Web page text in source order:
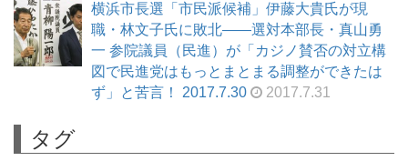
横浜市長選「市民派候補」伊藤大貴氏が現
職・林文子氏に敗北――選対本部長・真山勇
一 参院議員（民進）が「カジノ賛否の対立構
図で民進党はもっとまとまる調整ができたは
ず」と苦言！ 2017.7.30
2017.7.31
タグ